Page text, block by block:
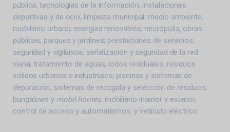
pública; tecnologías de la información; instalaciones
deportivas y de ocio; limpieza municipal; medio ambiente;
mobiliario urbano; energías renovables; necrópolis; obras
públicas; parques y jardines; prestaciones de servicios;
seguridad y vigilancia; señalización y seguridad de la red
viaria; tratamiento de aguas, lodos residuales, residuos
sólidos urbanos e industriales; piscinas y sistemas de
depuración; sistemas de recogida y selección de residuos;
bungalows y mobil homes; mobiliario interior y exterior;
control de acceso y automatismos, y vehículo eléctrico.